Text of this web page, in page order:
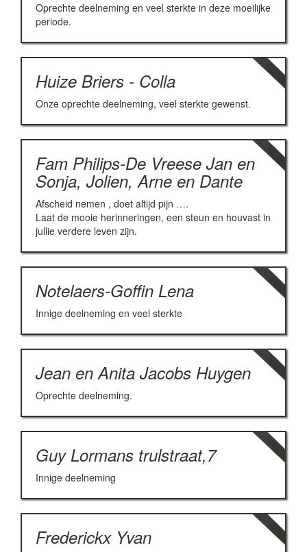
Oprechte deelneming en veel sterkte in deze moeilijke
periode.
Huize Briers - Colla
Onze oprechte deelneming, veel sterkte gewenst.
Fam Philips-De Vreese Jan en
Sonja, Jolien, Arne en Dante
Afscheid nemen , doet altijd pijn ….
Laat de mooie herinneringen, een steun en houvast in
jullie verdere leven zijn.
Notelaers-Goffin Lena
Innige deelneming en veel sterkte
Jean en Anita Jacobs Huygen
Oprechte deelneming.
Guy Lormans trulstraat,7
Innige deelneming
Frederickx Yvan